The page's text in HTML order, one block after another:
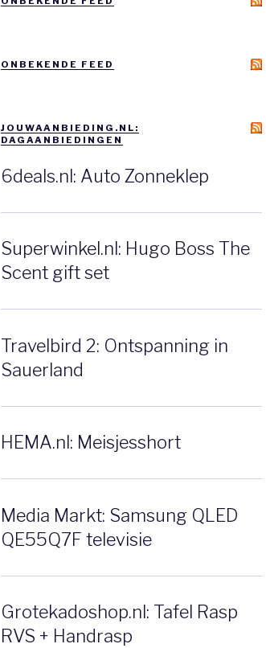
ONBEKENDE FEED
JOUWAANBIEDING.NL:
DAGAANBIEDINGEN
6deals.nl: Auto Zonneklep
Superwinkel.nl: Hugo Boss The
Scent gift set
Travelbird 2: Ontspanning in
Sauerland
HEMA.nl: Meisjesshort
Media Markt: Samsung QLED
QE55Q7F televisie
Grotekadoshop.nl: Tafel Rasp
RVS + Handrasp